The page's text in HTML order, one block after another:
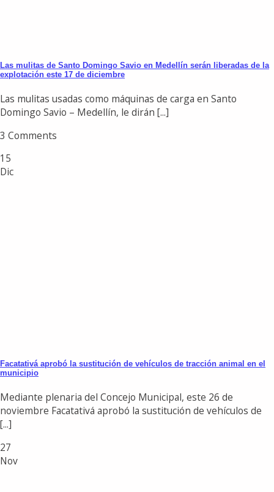
Las mulitas de Santo Domingo Savio en Medellín serán liberadas de la
explotación este 17 de diciembre
Las mulitas usadas como máquinas de carga en Santo
Domingo Savio – Medellín, le dirán [...]
3 Comments
15
Dic
Facatativá aprobó la sustitución de vehículos de tracción animal en el
municipio
Mediante plenaria del Concejo Municipal, este 26 de
noviembre Facatativá aprobó la sustitución de vehículos de
[...]
27
Nov